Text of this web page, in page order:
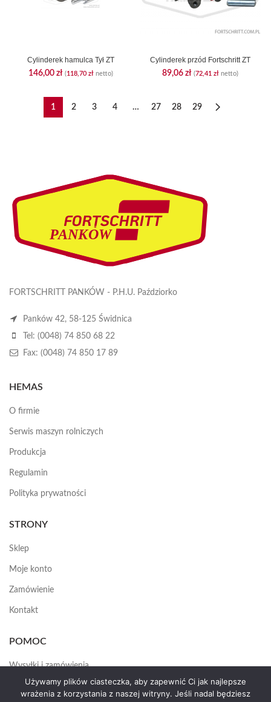
Cylinderek hamulca Tył ZT
146,00 zł (118,70 zł netto)
Cylinderek przód Fortschritt ZT
89,06 zł (72,41 zł netto)
1 2 3 4 … 27 28 29
FORTSCHRITT PANKÓW - P.H.U. Paździorko
Panków 42, 58-125 Świdnica
Tel: (0048) 74 850 68 22
Fax: (0048) 74 850 17 89
HEMAS
O firmie
Serwis maszyn rolniczych
Produkcja
Regulamin
Polityka prywatności
STRONY
Sklep
Moje konto
Zamówienie
Kontakt
POMOC
Wysyłki i zamówienia
Jak założyć konto
Używamy plików ciasteczka, aby zapewnić Ci jak najlepsze
wrażenia z korzystania z naszej witryny. Jeśli nadal będziesz